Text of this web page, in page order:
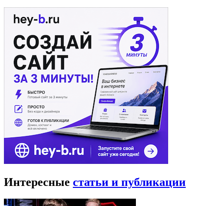
Интересные статьи и публикации